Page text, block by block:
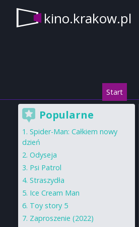
kino.krakow.pl
Start
Popularne
Spider-Man: Całkiem nowy
dzień
Odyseja
Psi Patrol
Straszydła
Ice Cream Man
Toy story 5
Zaproszenie (2022)